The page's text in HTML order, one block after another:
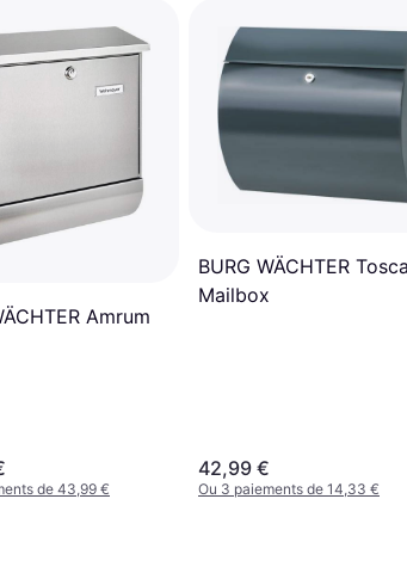
Amrum
de 43,99 €
BURG WÄCHTER
Mailbox
42,99 €
Ou 3 paiements de 14,33 €